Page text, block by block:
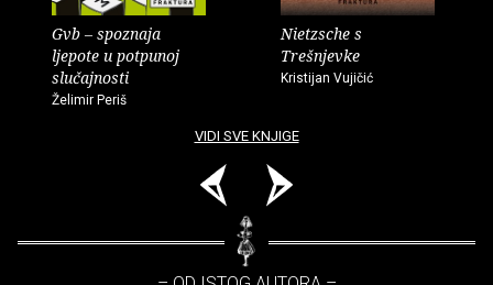
Gvb – spoznaja
ljepote u potpunoj
slučajnosti
Želimir Periš
Nietzsche s
Trešnjevke
Kristijan Vujičić
VIDI SVE KNJIGE